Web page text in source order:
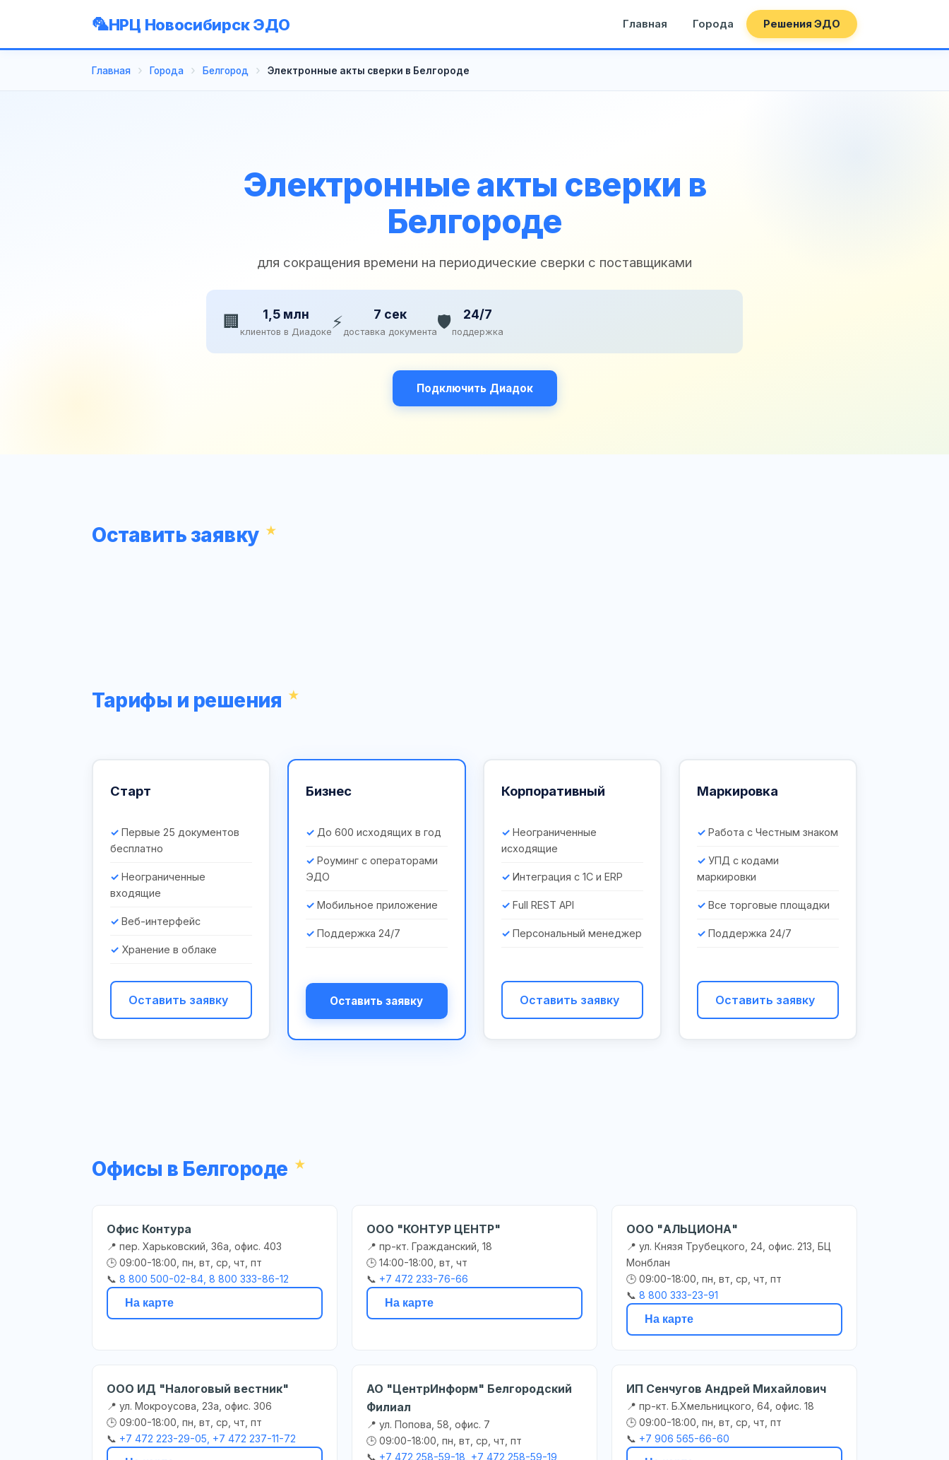
НРЦ Новосибирск ЭДО Главная Города Решения ЭДО
Главная Города Белгород Электронные акты сверки в Белгороде
Электронные акты сверки в
Белгороде
для сокращения времени на периодические сверки с поставщиками
🏢 1,5 млн
клиентов в Диадоке ⚡ 7 сек
доставка документа🛡️ 24/7
поддержка
Подключить Диадок
Оставить заявку
Тарифы и решения
Старт
Первые 25 документов
бесплатно
Неограниченные
входящие
Веб-интерфейс
Хранение в облаке
Оставить заявку
Бизнес
До 600 исходящих в год
Роуминг с операторами
ЭДО
Мобильное приложение
Поддержка 24/7
Оставить заявку
Корпоративный
Неограниченные
исходящие
Интеграция с 1С и ERP
Full REST API
Персональный менеджер
Оставить заявку
Маркировка
Работа с Честным знаком
УПД с кодами
маркировки
Все торговые площадки
Поддержка 24/7
Оставить заявку
Офисы в Белгороде
Офис Контура
📍 пер. Харьковский, 36а, офис. 403
🕒 09:00-18:00, пн, вт, ср, чт, пт
📞 8 800 500-02-84, 8 800 333-86-12
На карте
ООО "КОНТУР ЦЕНТР"
📍 пр-кт. Гражданский, 18
🕒 14:00-18:00, вт, чт
📞 +7 472 233-76-66
На карте
ООО "АЛЬЦИОНА"
📍 ул. Князя Трубецкого, 24, офис. 213, БЦ
Монблан
🕒 09:00-18:00, пн, вт, ср, чт, пт
📞 8 800 333-23-91
На карте
ООО ИД "Налоговый вестник"
📍 ул. Мокроусова, 23а, офис. 306
🕒 09:00-18:00, пн, вт, ср, чт, пт
📞 +7 472 223-29-05, +7 472 237-11-72
АО "ЦентрИнформ" Белгородский
Филиал
📍 ул. Попова, 58, офис. 7
🕒 09:00-18:00, пн, вт, ср, чт, пт
📞 +7 472 258-59-18, +7 472 258-59-19
ИП Сенчугов Андрей Михайлович
📍 пр-кт. Б.Хмельницкого, 64, офис. 18
🕒 09:00-18:00, пн, вт, ср, чт, пт
📞 +7 906 565-66-60